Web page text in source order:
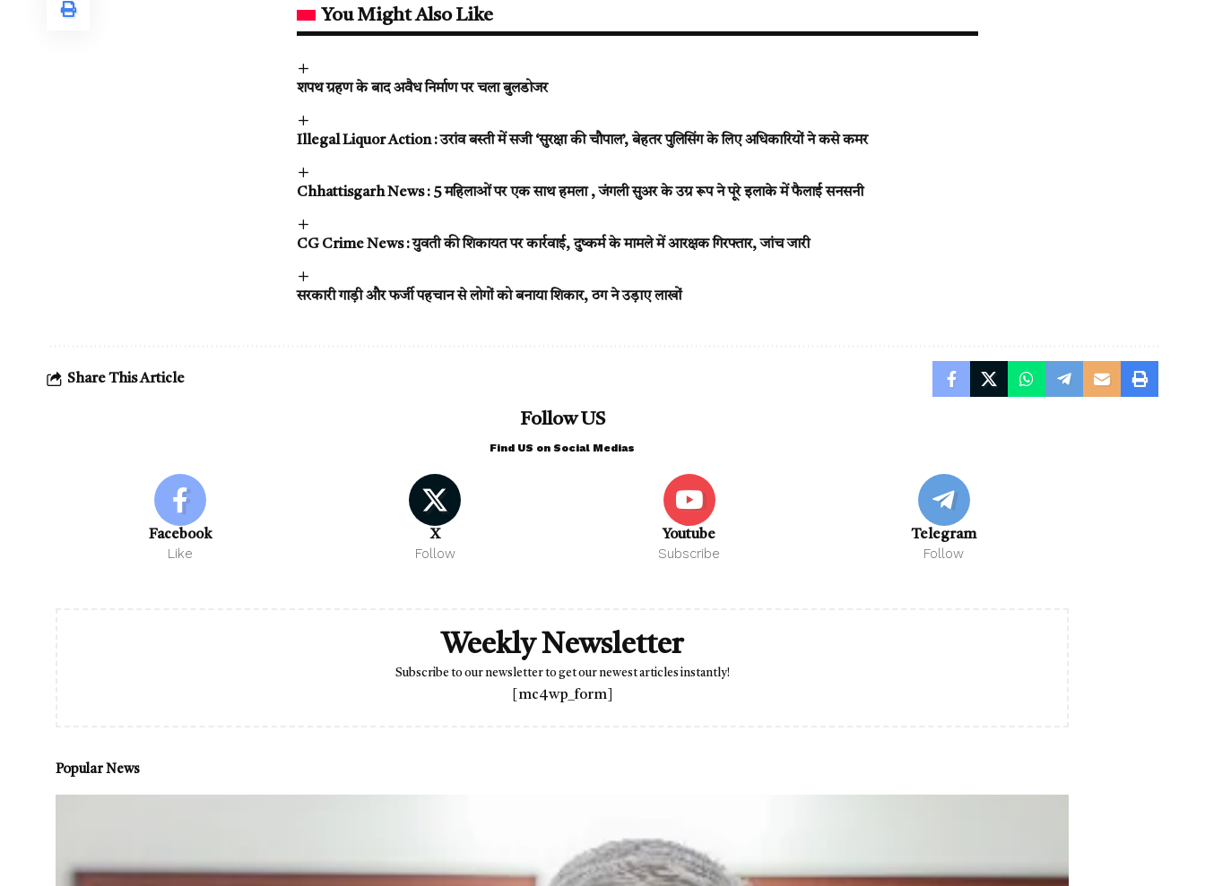
You Might Also Like
शपथ ग्रहण के बाद अवैध निर्माण पर चला बुलडोजर
Illegal Liquor Action : उरांव बस्ती में सजी ‘सुरक्षा की चौपाल’, बेहतर पुलिसिंग के लिए अधिकारियों ने कसे कमर
Chhattisgarh News : 5 महिलाओं पर एक साथ हमला , जंगली सुअर के उग्र रूप ने पूरे इलाके में फैलाई सनसनी
CG Crime News : युवती की शिकायत पर कार्रवाई, दुष्कर्म के मामले में आरक्षक गिरफ्तार, जांच जारी
सरकारी गाड़ी और फर्जी पहचान से लोगों को बनाया शिकार, ठग ने उड़ाए लाखों
Share This Article
Follow US
Find US on Social Medias
Facebook
Like
X
Follow
Youtube
Subscribe
Telegram
Follow
Weekly Newsletter
Subscribe to our newsletter to get our newest articles instantly!
[mc4wp_form]
Popular News